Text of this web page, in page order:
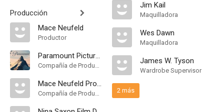
Producción
Mace Neufeld
Productor
Paramount Pictures
Compañía de Produccion
Mace Neufeld Productions
Compañía de Produccion
Jim Kail
Maquilladora
Wes Dawn
Maquilladora
James W. Tyson
Wardrobe Supervisor
2 más